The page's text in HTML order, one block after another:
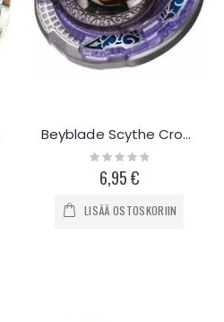
Beyblade Scythe Cronos
Rating:
0%6,95 €
LISÄÄ OSTOSKORIIN